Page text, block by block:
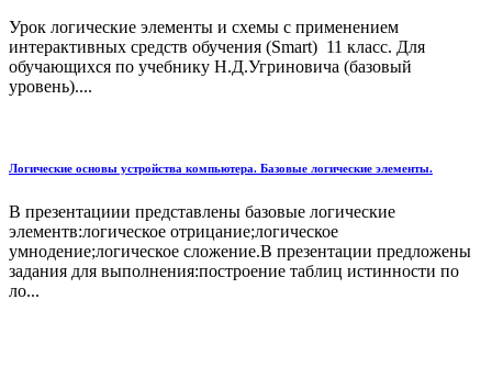
Урок логические элементы и схемы с применением
интерактивных средств обучения (Smart) 11 класс. Для
обучающихся по учебнику Н.Д.Угриновича (базовый
уровень)....
Логические основы устройства компьютера. Базовые логические элементы.
В презентациии представлены базовые логические
элементв:логическое отрицание;логическое
умнодение;логическое сложение.В презентации предложены
задания для выполнения:построение таблиц истинности по
ло...